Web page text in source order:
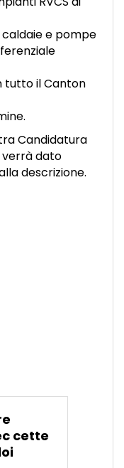
caldaie e pompe
tutto il Canton
Candidatura
verrà dato
descrizione.
cette